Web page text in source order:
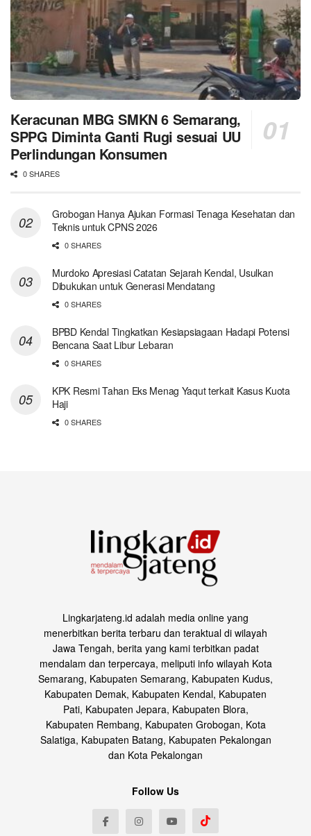
Keracunan MBG SMKN 6 Semarang,
SPPG Diminta Ganti Rugi sesuai UU
Perlindungan Konsumen
0 SHARES
Grobogan Hanya Ajukan Formasi Tenaga Kesehatan dan
Teknis untuk CPNS 2026
0 SHARES
Murdoko Apresiasi Catatan Sejarah Kendal, Usulkan
Dibukukan untuk Generasi Mendatang
0 SHARES
BPBD Kendal Tingkatkan Kesiapsiagaan Hadapi Potensi
Bencana Saat Libur Lebaran
0 SHARES
KPK Resmi Tahan Eks Menag Yaqut terkait Kasus Kuota
Haji
0 SHARES
Lingkarjateng.id adalah media online yang
menerbitkan berita terbaru dan teraktual di wilayah
Jawa Tengah, berita yang kami terbitkan padat
mendalam dan terpercaya, meliputi info wilayah Kota
Semarang, Kabupaten Semarang, Kabupaten Kudus,
Kabupaten Demak, Kabupaten Kendal, Kabupaten
Pati, Kabupaten Jepara, Kabupaten Blora,
Kabupaten Rembang, Kabupaten Grobogan, Kota
Salatiga, Kabupaten Batang, Kabupaten Pekalongan
dan Kota Pekalongan
Follow Us